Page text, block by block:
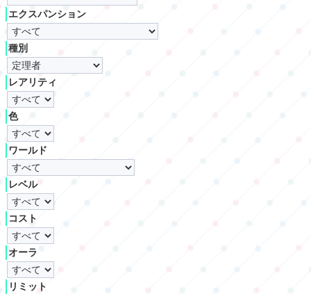
エクスパンション
種別
レアリティ
色
ワールド
レベル
コスト
オーラ
リミット